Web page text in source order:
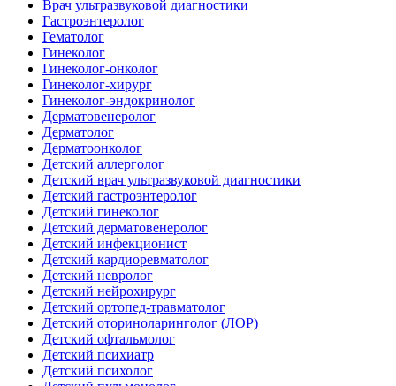
Врач ультразвуковой диагностики
Гастроэнтеролог
Гематолог
Гинеколог
Гинеколог-онколог
Гинеколог-хирург
Гинеколог-эндокринолог
Дерматовенеролог
Дерматолог
Дерматоонколог
Детский аллерголог
Детский врач ультразвуковой диагностики
Детский гастроэнтеролог
Детский гинеколог
Детский дерматовенеролог
Детский инфекционист
Детский кардиоревматолог
Детский невролог
Детский нейрохирург
Детский ортопед-травматолог
Детский оториноларинголог (ЛОР)
Детский офтальмолог
Детский психиатр
Детский психолог